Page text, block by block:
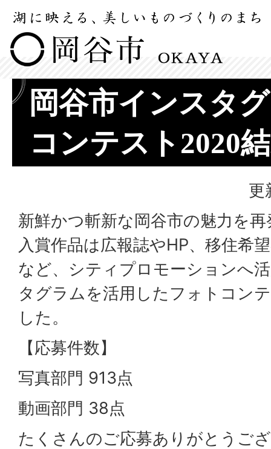
岡谷市インスタ
コンテスト2020
更
新鮮かつ斬新な岡谷市の魅力を
入賞作品は広報誌やHP、移住希
など、シティプロモーションへ
タグラムを活用したフォトコン
した。
【応募件数】
写真部門 913点
動画部門 38点
たくさんのご応募ありがとうご